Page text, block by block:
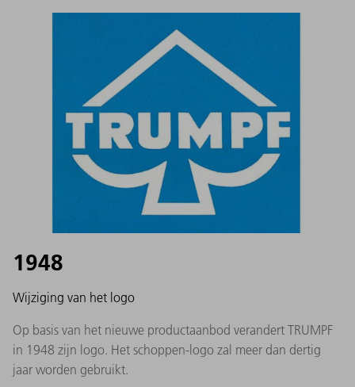
1948
Wijziging van het logo
Op basis van het nieuwe productaanbod verandert TRUMPF
in 1948 zijn logo. Het schoppen-logo zal meer dan dertig
jaar worden gebruikt.